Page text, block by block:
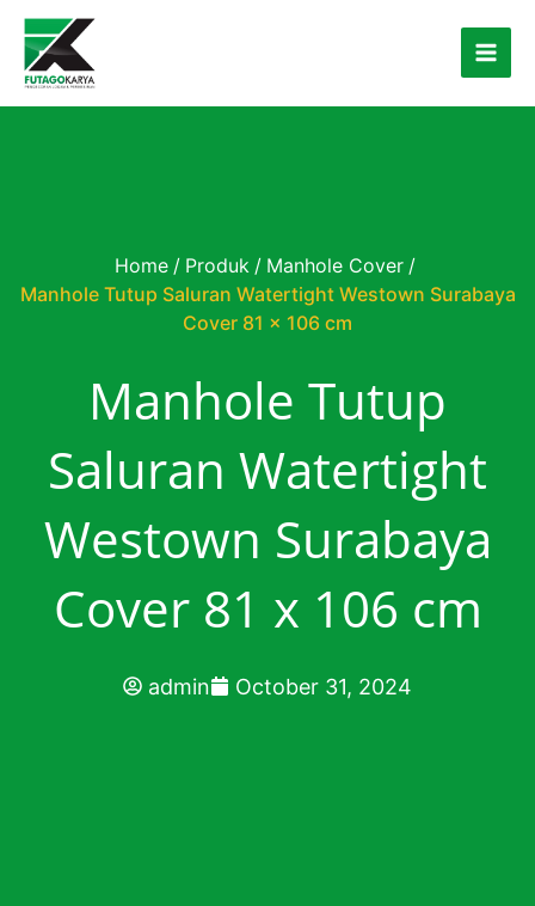
Skip to content
Home / Produk / Manhole Cover /
Manhole Tutup Saluran Watertight Westown Surabaya
Cover 81 x 106 cm
Manhole Tutup
Saluran Watertight
Westown Surabaya
Cover 81 x 106 cm
admin October 31, 2024